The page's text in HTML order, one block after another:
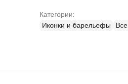
Категории:
Иконки и барельефы